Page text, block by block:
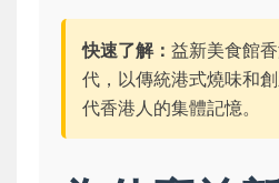
快速了解： 益新美食館
代，以傳統港式燒味和
代香港人的集體記憶。